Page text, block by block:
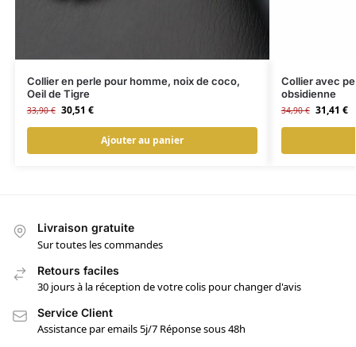
Collier en perle pour homme, noix de coco,
Oeil de Tigre
33,90€ 30,51 €
Ajouter au panier
Collier avec
obsidienne
34,90€ 31,41 €
Livraison gratuite
Sur toutes les commandes
Retours faciles
30 jours à la réception de votre colis pour changer d'avis
Service Client
Assistance par emails 5j/7 Réponse sous 48h